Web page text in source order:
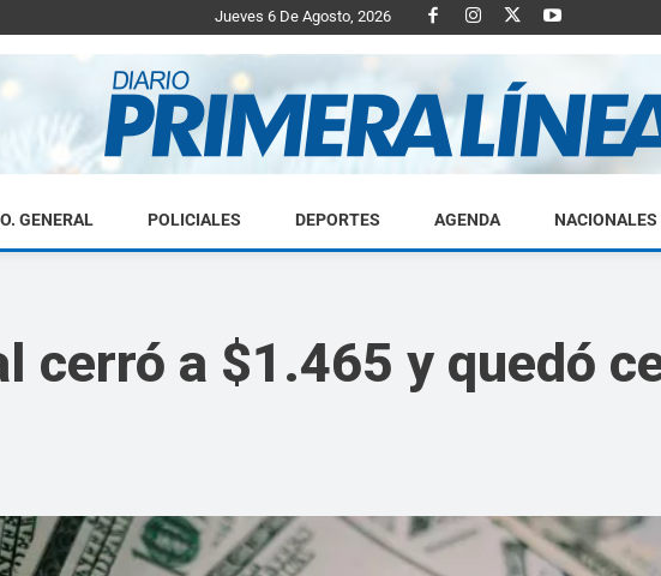
Jueves 6 De Agosto, 2026
Diario
Linea
GENERAL POLICIALES DEPORTES AGENDA NACIONALES
cerró a $1.465 y quedó